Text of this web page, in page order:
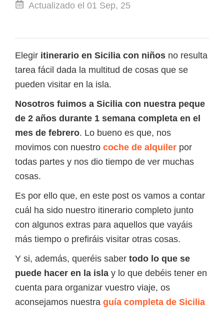
Actualizado el 01 Sep, 25
Elegir itinerario en Sicilia con niños no resulta
tarea fácil dada la multitud de cosas que se
pueden visitar en la isla.
Nosotros fuimos a Sicilia con nuestra peque
de 2 años durante 1 semana completa en el
mes de febrero. Lo bueno es que, nos
movimos con nuestro coche de alquiler por
todas partes y nos dio tiempo de ver muchas
cosas.
Es por ello que, en este post os vamos a contar
cuál ha sido nuestro itinerario completo junto
con algunos extras para aquellos que vayáis
más tiempo o prefiráis visitar otras cosas.
Y si, además, queréis saber todo lo que se
puede hacer en la isla y lo que debéis tener en
cuenta para organizar vuestro viaje, os
aconsejamos nuestra guía completa de Sicilia